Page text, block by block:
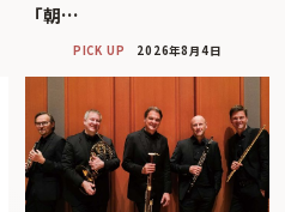
「朝…
PICK UP 2026年8月4日